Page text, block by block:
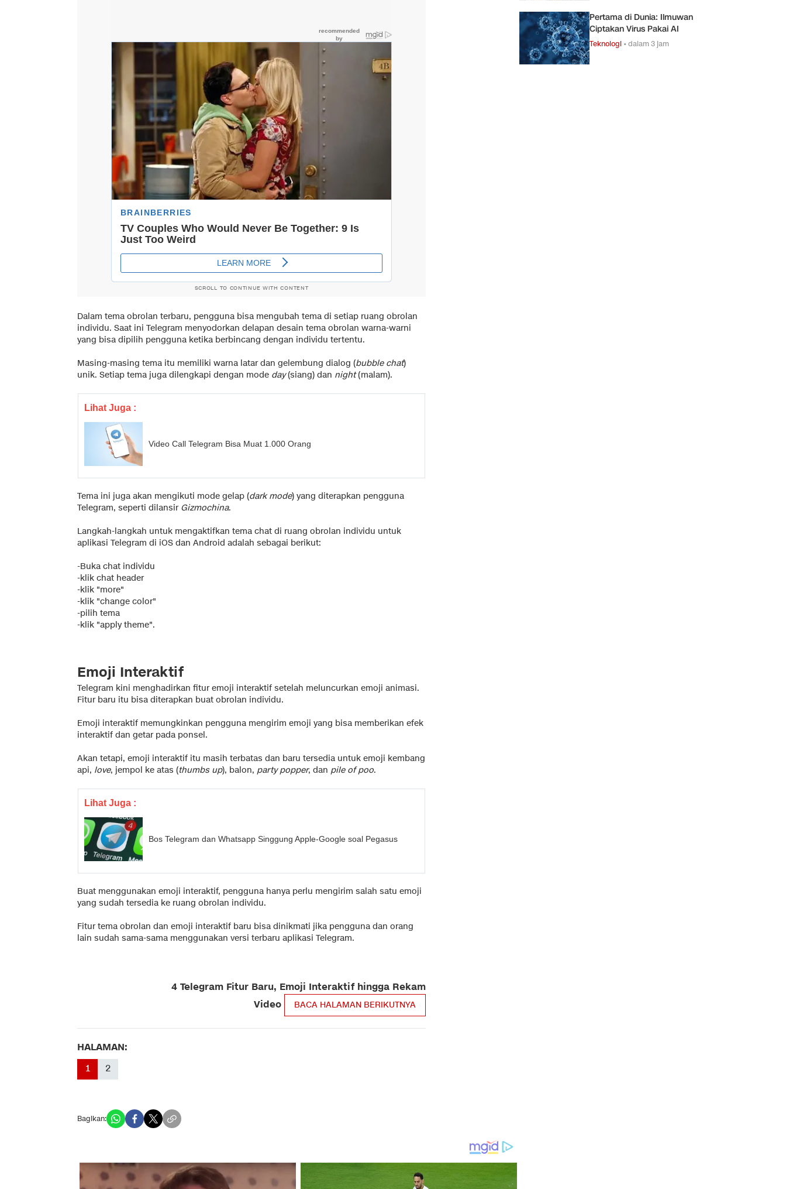
SCROLL TO CONTINUE WITH CONTENT
Dalam tema obrolan terbaru, pengguna bisa mengubah tema di setiap ruang obrolan
individu. Saat ini Telegram menyodorkan delapan desain tema obrolan warna-warni
yang bisa dipilih pengguna ketika berbincang dengan individu tertentu.
Masing-masing tema itu memiliki warna latar dan gelembung dialog (bubble chat)
unik. Setiap tema juga dilengkapi dengan mode day(siang) dan night(malam).
Lihat Juga :
Video Call Telegram Bisa Muat 1.000 Orang
Tema ini juga akan mengikuti mode gelap (dark mode) yang diterapkan pengguna
Telegram, seperti dilansir Gizmochina.
Langkah-langkah untuk mengaktifkan tema chat di ruang obrolan individu untuk
aplikasi Telegram di iOS dan Android adalah sebagai berikut:
-Buka chat individu
-klik chat header
-klik "more"
-klik "change color"
-pilih tema
-klik "apply theme".
Emoji Interaktif
Telegram kini menghadirkan fitur emoji interaktif setelah meluncurkan emoji animasi.
Fitur baru itu bisa diterapkan buat obrolan individu.
Emoji interaktif memungkinkan pengguna mengirim emoji yang bisa memberikan efek
interaktif dan getar pada ponsel.
Akan tetapi, emoji interaktif itu masih terbatas dan baru tersedia untuk emoji kembang
api, love, jempol ke atas (thumbs up), balon, party popper, dan pile of poo.
Lihat Juga :
Bos Telegram dan Whatsapp Singgung Apple-Google soal Pegasus
Buat menggunakan emoji interaktif, pengguna hanya perlu mengirim salah satu emoji
yang sudah tersedia ke ruang obrolan individu.
Fitur tema obrolan dan emoji interaktif baru bisa dinikmati jika pengguna dan orang
lain sudah sama-sama menggunakan versi terbaru aplikasi Telegram.
4 Telegram Fitur Baru, Emoji Interaktif hingga Rekam
Video
BACA HALAMAN BERIKUTNYA
HALAMAN:
1 2
Bagikan:
Pertama di Dunia: Ilmuwan
Ciptakan Virus Pakai AI
Teknologi •dalam 3 jam